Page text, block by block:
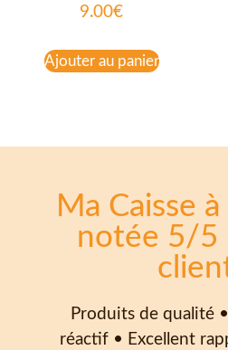
9.00€
Ajouter au panier
Ma Caisse
notée 5/5
Produits de qualité
réactif • Excellent